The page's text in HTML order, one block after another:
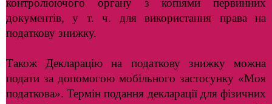
контролюючого органу з копіями первинних
документів, у т. ч. для використання права на
податкову знижку.
Також Декларацію на податкову знижку можна
подати за допомогою мобільного застосунку «Моя
податкова». Термін подання декларації для фізичних